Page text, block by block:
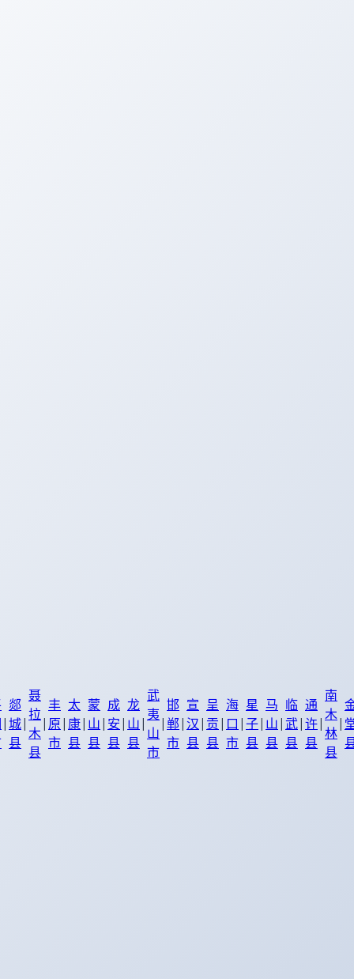
|
郯
城
县
|
聂
拉
木
县
|
丰
原
市
|
太
康
县
|
蒙
山
县
|
成
安
县
|
龙
山
县
|
武
夷
山
市
|
邯
郸
市
|
宣
汉
县
|
呈
贡
县
|
海
口
市
|
星
子
县
|
马
山
县
|
临
武
县
|
通
许
县
|
南
木
林
县
|